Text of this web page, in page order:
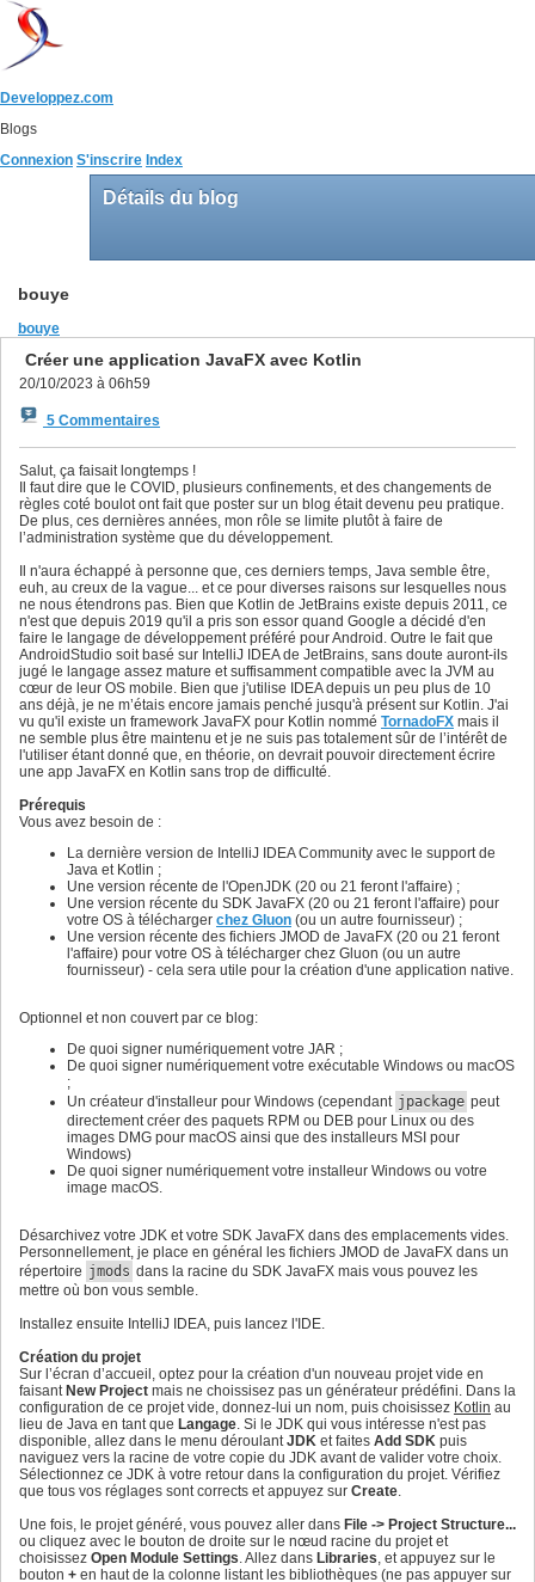
Developpez.com
Blogs
Connexion S'inscrire Index
Détails du blog
bouye
bouye
Créer une application JavaFX avec Kotlin
20/10/2023 à 06h59
5 Commentaires
Salut, ça faisait longtemps !
Il faut dire que le COVID, plusieurs confinements, et des changements de
règles coté boulot ont fait que poster sur un blog était devenu peu pratique.
De plus, ces dernières années, mon rôle se limite plutôt à faire de
l’administration système que du développement.
Il n'aura échappé à personne que, ces derniers temps, Java semble être,
euh, au creux de la vague... et ce pour diverses raisons sur lesquelles nous
ne nous étendrons pas. Bien que Kotlin de JetBrains existe depuis 2011, ce
n'est que depuis 2019 qu'il a pris son essor quand Google a décidé d'en
faire le langage de développement préféré pour Android. Outre le fait que
AndroidStudio soit basé sur IntelliJ IDEA de JetBrains, sans doute auront-ils
jugé le langage assez mature et suffisamment compatible avec la JVM au
cœur de leur OS mobile. Bien que j'utilise IDEA depuis un peu plus de 10
ans déjà, je ne m’étais encore jamais penché jusqu'à présent sur Kotlin. J'ai
vu qu'il existe un framework JavaFX pour Kotlin nommé TornadoFX mais il
ne semble plus être maintenu et je ne suis pas totalement sûr de l’intérêt de
l'utiliser étant donné que, en théorie, on devrait pouvoir directement écrire
une app JavaFX en Kotlin sans trop de difficulté.
Prérequis
Vous avez besoin de :
La dernière version de IntelliJ IDEA Community avec le support de
Java et Kotlin ;
Une version récente de l'OpenJDK (20 ou 21 feront l'affaire) ;
Une version récente du SDK JavaFX (20 ou 21 feront l'affaire) pour
votre OS à télécharger chez Gluon (ou un autre fournisseur) ;
Une version récente des fichiers JMOD de JavaFX (20 ou 21 feront
l'affaire) pour votre OS à télécharger chez Gluon (ou un autre
fournisseur) - cela sera utile pour la création d'une application native.
Optionnel et non couvert par ce blog:
De quoi signer numériquement votre JAR ;
De quoi signer numériquement votre exécutable Windows ou macOS
;
Un créateur d'installeur pour Windows (cependant jpackage peut
directement créer des paquets RPM ou DEB pour Linux ou des
images DMG pour macOS ainsi que des installeurs MSI pour
Windows)
De quoi signer numériquement votre installeur Windows ou votre
image macOS.
Désarchivez votre JDK et votre SDK JavaFX dans des emplacements vides.
Personnellement, je place en général les fichiers JMOD de JavaFX dans un
répertoire jmods dans la racine du SDK JavaFX mais vous pouvez les
mettre où bon vous semble.
Installez ensuite IntelliJ IDEA, puis lancez l'IDE.
Création du projet
Sur l’écran d’accueil, optez pour la création d'un nouveau projet vide en
faisantNew Project mais ne choissisez pas un générateur prédéfini. Dans la
configuration de ce projet vide, donnez-lui un nom, puis choisissez Kotlin au
lieu de Java en tant que Langage. Si le JDK qui vous intéresse n'est pas
disponible, allez dans le menu déroulantJDK et faites Add SDK puis
naviguez vers la racine de votre copie du JDK avant de valider votre choix.
Sélectionnez ce JDK à votre retour dans la configuration du projet. Vérifiez
que tous vos réglages sont corrects et appuyez sur Create.
Une fois, le projet généré, vous pouvez aller dans File -> Project Structure...
ou cliquez avec le bouton de droite sur le nœud racine du projet et
choisissez Open Module Settings. Allez dans Libraries, et appuyez sur le
bouton + en haut de la colonne listant les bibliothèques (ne pas appuyer sur